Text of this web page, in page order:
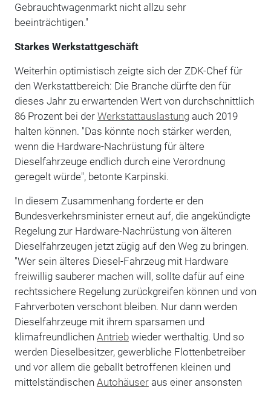
Gebrauchtwagenmarkt nicht allzu sehr
beeinträchtigen."
Starkes Werkstattgeschäft
Weiterhin optimistisch zeigte sich der ZDK-Chef für
den Werkstattbereich: Die Branche dürfte den für
dieses Jahr zu erwartenden Wert von durchschnittlich
86 Prozent bei der Werkstattauslastungauch 2019
halten können. "Das könnte noch stärker werden,
wenn die Hardware-Nachrüstung für ältere
Dieselfahrzeuge endlich durch eine Verordnung
geregelt würde", betonte Karpinski.
In diesem Zusammenhang forderte er den
Bundesverkehrsminister erneut auf, die angekündigte
Regelung zur Hardware-Nachrüstung von älteren
Dieselfahrzeugen jetzt zügig auf den Weg zu bringen.
"Wer sein älteres Diesel-Fahrzeug mit Hardware
freiwillig sauberer machen will, sollte dafür auf eine
rechtssichere Regelung zurückgreifen können und von
Fahrverboten verschont bleiben. Nur dann werden
Dieselfahrzeuge mit ihrem sparsamen und
klimafreundlichen Antriebwieder werthaltig. Und so
werden Dieselbesitzer, gewerbliche Flottenbetreiber
und vor allem die geballt betroffenen kleinen und
mittelständischen Autohäuseraus einer ansonsten